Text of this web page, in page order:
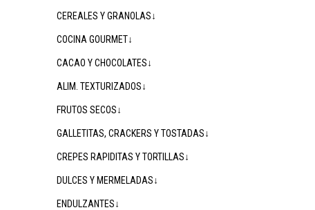
CEREALES Y GRANOLAS↓
COCINA GOURMET↓
CACAO Y CHOCOLATES↓
ALIM. TEXTURIZADOS↓
FRUTOS SECOS↓
GALLETITAS, CRACKERS Y TOSTADAS↓
CREPES RAPIDITAS Y TORTILLAS↓
DULCES Y MERMELADAS↓
ENDULZANTES↓